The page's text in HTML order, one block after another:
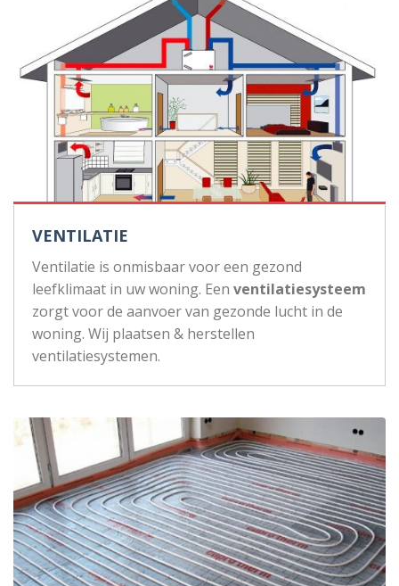
VENTILATIE
Ventilatie is onmisbaar voor een gezond
leefklimaat in uw woning. Een ventilatiesysteem
zorgt voor de aanvoer van gezonde lucht in de
woning. Wij plaatsen & herstellen
ventilatiesystemen.